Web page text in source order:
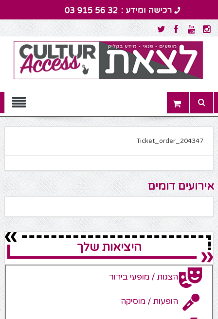
Menu
Ticket_order_204347
אירועים דומים
היציאות שלך
הצגות / מופעי בידור
הופעות / מוסיקה